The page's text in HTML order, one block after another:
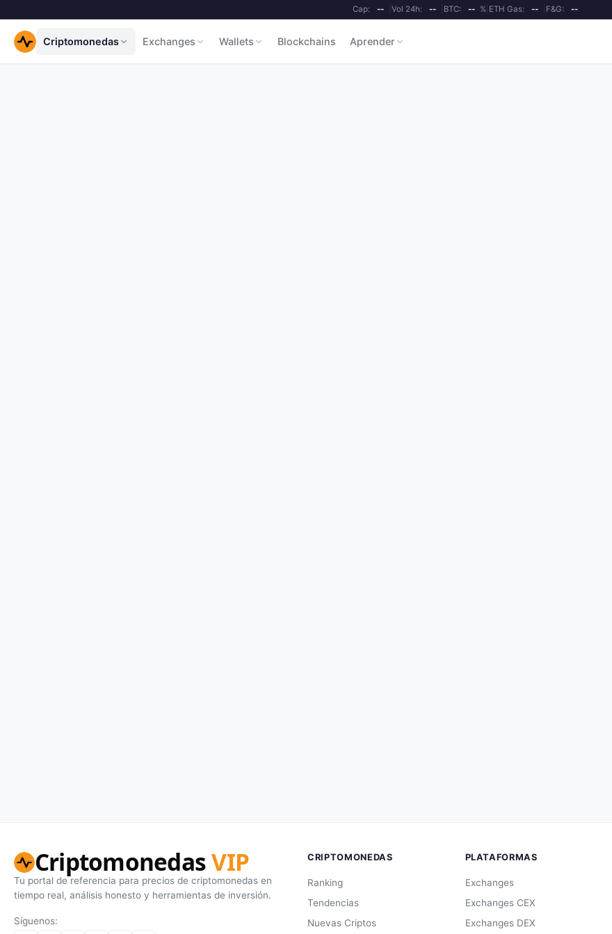
Cap: -- Vol 24h: -- BTC: -- %| ETH Gas: -- F&G: --
Criptomonedas Exchanges Wallets Blockchains Aprender
CriptomonedasVIP
Tu portal de referencia para precios de criptomonedas en
tiempo real, análisis honesto y herramientas de inversión.
Síguenos:
CRIPTOMONEDAS
Ranking
Tendencias
Nuevas Criptos
PLATAFORMAS
Exchanges
Exchanges CEX
Exchanges DEX